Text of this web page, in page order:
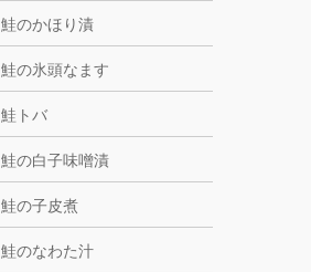
鮭のかほり漬
鮭の氷頭なます
鮭トバ
鮭の白子味噌漬
鮭の子皮煮
鮭のなわた汁